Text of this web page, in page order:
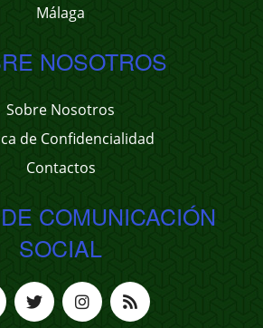
Málaga
NOSOTROS
Sobre Nosotros
de Confidencialidad
Contactos
COMUNICACIÓN
SOCIAL